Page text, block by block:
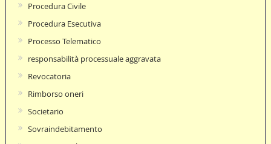
Procedura Civile
Procedura Esecutiva
Processo Telematico
responsabilità processuale aggravata
Revocatoria
Rimborso oneri
Societario
Sovraindebitamento